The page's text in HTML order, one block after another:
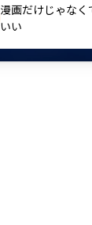
漫画だけじゃな
いい
紙の雑誌買うより